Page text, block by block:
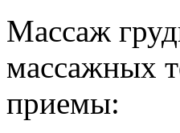
Массаж
массажных
приемы: